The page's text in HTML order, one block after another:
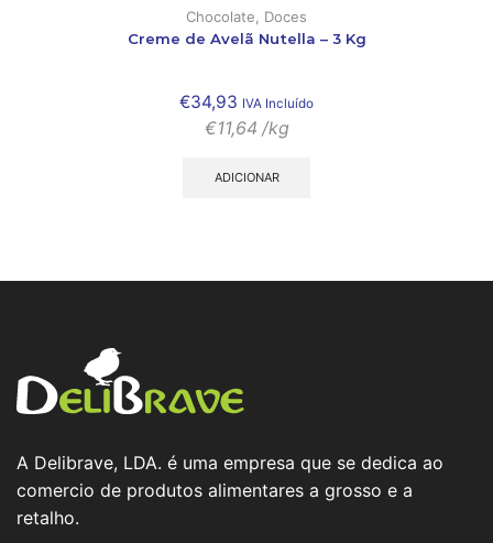
Chocolate, Doces
Creme de Avelã Nutella – 3 Kg
€34,93 IVA Incluído
€11,64 /kg
ADICIONAR
A Delibrave, LDA. é uma empresa que se dedica ao
comercio de produtos alimentares a grosso e a
retalho.